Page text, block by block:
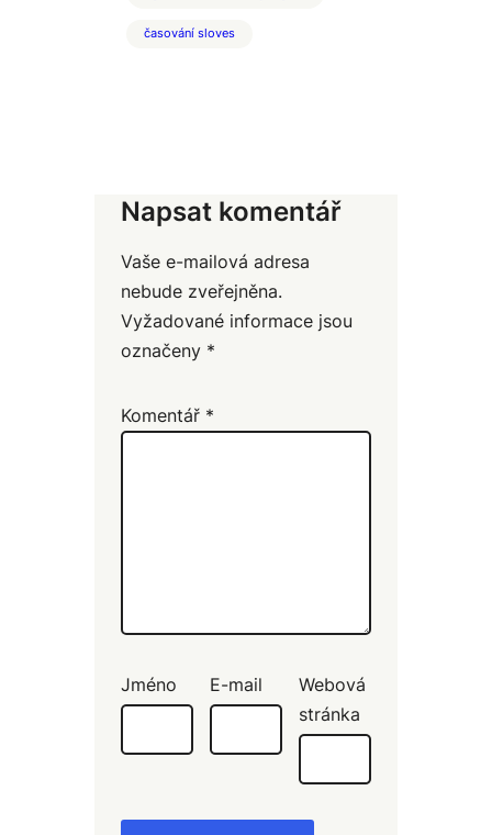
časování sloves
Napsat komentář
Vaše e-mailová adresa
nebude zveřejněna.
Vyžadované informace jsou
označeny *
Komentář *
Jméno E-mail
Webová
stránka